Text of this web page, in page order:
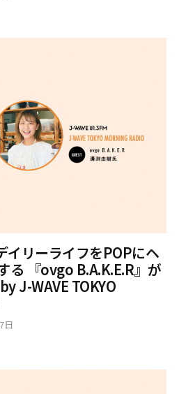
イリーライフをPOPにヘ
る 『ovgo B.A.K.E.R』が
J-WAVE TOKYO
日